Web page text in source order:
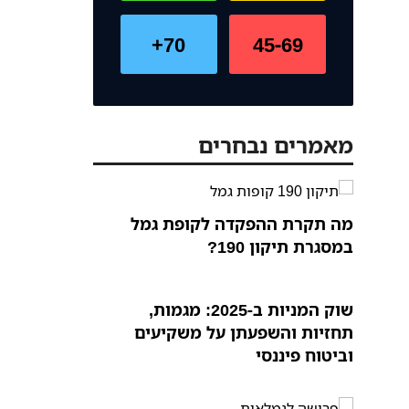
45-69
70+
מאמרים נבחרים
מה תקרת ההפקדה לקופת גמל
במסגרת תיקון 190?
שוק המניות ב-2025: מגמות,
תחזיות והשפעתן על משקיעים
וביטוח פיננסי